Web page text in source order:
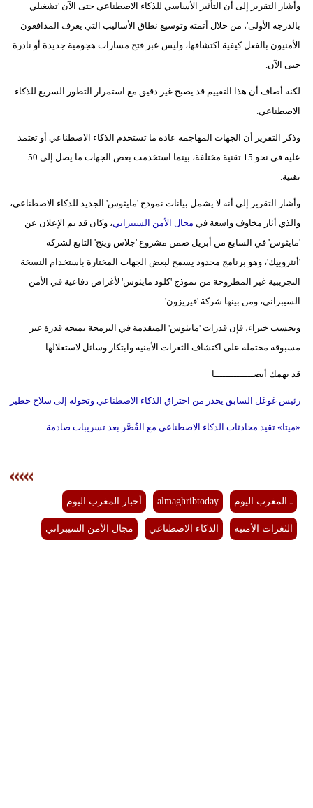
سيارات
وأشار التقرير إلى أن التأثير الأساسي للذكاء الاصطناعي حتى الآن 'تشغيلي
بالدرجة الأولى'، من خلال أتمتة وتوسيع نطاق الأساليب التي يعرف المدافعون
الأمنيون بالفعل كيفية اكتشافها، وليس عبر فتح مسارات هجومية جديدة أو نادرة
حتى الآن.
لكنه أضاف أن هذا التقييم قد يصبح غير دقيق مع استمرار التطور السريع للذكاء
الاصطناعي.
وذكر التقرير أن الجهات المهاجمة عادة ما تستخدم الذكاء الاصطناعي أو تعتمد
عليه في نحو 15 تقنية مختلفة، بينما استخدمت بعض الجهات ما يصل إلى 50
تقنية.
وأشار التقرير إلى أنه لا يشمل بيانات نموذج 'مايثوس' الجديد للذكاء الاصطناعي،
والذي أثار مخاوف واسعة في مجال الأمن السيبراني، وكان قد تم الإعلان عن
'مايثوس' في السابع من أبريل ضمن مشروع 'جلاس وينج' التابع لشركة
'أنثروبيك'، وهو برنامج محدود يسمح لبعض الجهات المختارة باستخدام النسخة
التجريبية غير المطروحة من نموذج 'كلود مايثوس' لأغراض دفاعية في الأمن
السيبراني، ومن بينها شركة 'فيريزون'.
وبحسب خبراء، فإن قدرات 'مايثوس' المتقدمة في البرمجة تمنحه قدرة غير
مسبوقة محتملة على اكتشاف الثغرات الأمنية وابتكار وسائل لاستغلالها.
قد يهمك أيضــــــــــــــا
رئيس غوغل السابق يحذر من اختراق الذكاء الاصطناعي وتحوله إلى سلاح خطير
«ميتا» تقيد محادثات الذكاء الاصطناعي مع القُصَّر بعد تسريبات صادمة
ـ المغرب اليوم almaghribtoday أخبار المغرب اليوم
الثغرات الأمنية الذكاء الاصطناعي مجال الأمن السيبراني